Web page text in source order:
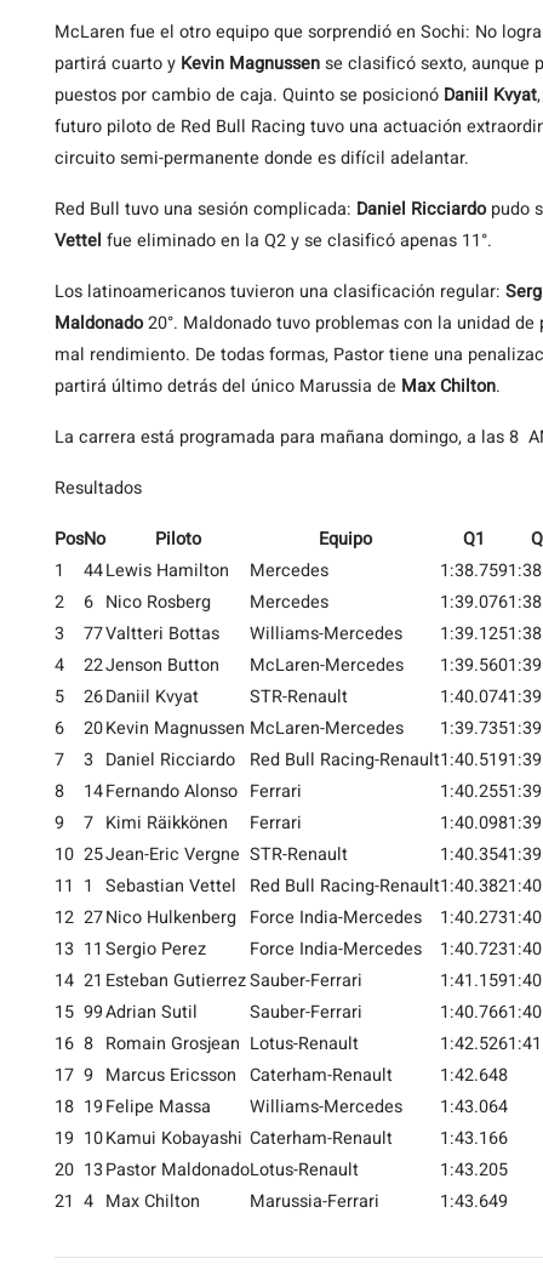
McLaren fue el otro equipo que sorprendió en Sochi: No
partirá cuarto y Kevin Magnussense clasificó sexto, aunque
puestos por cambio de caja. Quinto se posicionó Daniil Kvyat
futuro piloto de Red Bull Racing tuvo una actuación
circuito semi-permanente donde es difícil adelantar.
Red Bull tuvo una sesión complicada: Daniel Ricciardopudo
Vettel fue eliminado en la Q2 y se clasificó apenas 11°.
Los latinoamericanos tuvieron una clasificación regular:
Maldonado20°. Maldonado tuvo problemas con la unidad
mal rendimiento. De todas formas, Pastor tiene una
partirá último detrás del único Marussia de Max Chilton.
La carrera está programada para mañana domingo, a las 8
Resultados
PosNo Piloto Equipo Q1
1
44Lewis Hamilton Mercedes 1:38.759
2
6 Nico Rosberg Mercedes 1:39.076
3
77Valtteri Bottas Williams-Mercedes 1:39.125
4
22Jenson Button McLaren-Mercedes 1:39.560
5
26Daniil Kvyat STR-Renault 1:40.074
6
20Kevin Magnussen McLaren-Mercedes 1:39.735
7
3 Daniel Ricciardo Red Bull Racing-Renault1:40.519
8
14Fernando Alonso Ferrari 1:40.255
9
7 Kimi Räikkönen Ferrari 1:40.098
10 25Jean-Eric Vergne STR-Renault 1:40.354
11 1 Sebastian Vettel Red Bull Racing-Renault1:40.382
12 27Nico Hulkenberg Force India-Mercedes 1:40.273
13 11Sergio Perez Force India-Mercedes 1:40.723
14 21 Esteban GutierrezSauber-Ferrari 1:41.159
15 99Adrian Sutil Sauber-Ferrari 1:40.766
16 8 Romain Grosjean Lotus-Renault 1:42.526
17 9 Marcus Ericsson Caterham-Renault
1:42.648
18 19Felipe Massa Williams-Mercedes
1:43.064
19 10Kamui Kobayashi Caterham-Renault
1:43.166
20 13Pastor MaldonadoLotus-Renault
1:43.205
21 4 Max Chilton Marussia-Ferrari 1:43.649